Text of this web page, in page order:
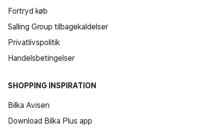
Fortryd køb
Salling Group tilbagekaldelser
Privatlivspolitik
Handelsbetingelser
SHOPPING INSPIRATION
Bilka Avisen
Download Bilka Plus app